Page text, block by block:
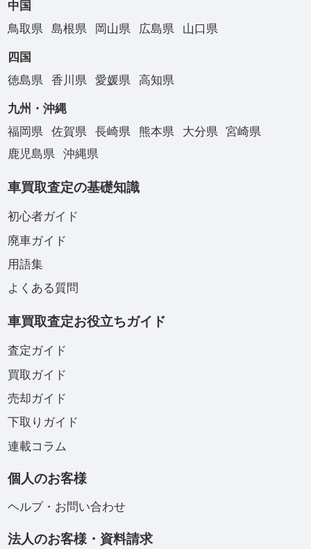
中国
鳥取県
島根県 岡山県 広島県 山口県
四国
徳島県
香川県 愛媛県 高知県
九州・沖縄
福岡県
佐賀県 長崎県 熊本県 大分県
宮崎県
鹿児島県
沖縄県
車買取査定の基礎知識
初心者ガイド
廃車ガイド
用語集
よくある質問
車買取査定お役立ちガイド
査定ガイド
買取ガイド
売却ガイド
下取りガイド
連載コラム
個人のお客様
ヘルプ・お問い合わせ
法人のお客様・資料請求